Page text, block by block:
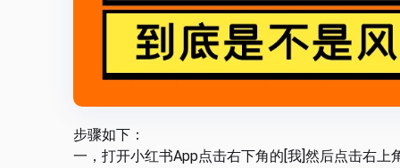
步骤如下：
一，打开小红书App点击右下角的[我]然后点击右上